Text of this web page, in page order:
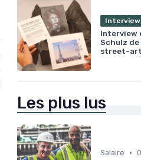
Interview
Interview
Schulz de
street-art
Les plus lus
Salaire •